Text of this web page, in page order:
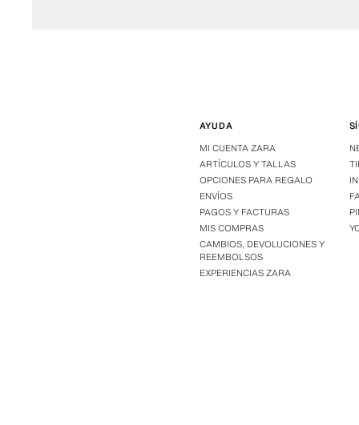
AYUDA
MI CUENTA ZARA
ARTÍCULOS Y TALLAS
OPCIONES PARA REGALO
ENVÍOS
PAGOS Y FACTURAS
MIS COMPRAS
CAMBIOS, DEVOLUCIONES Y
REEMBOLSOS
EXPERIENCIAS ZARA